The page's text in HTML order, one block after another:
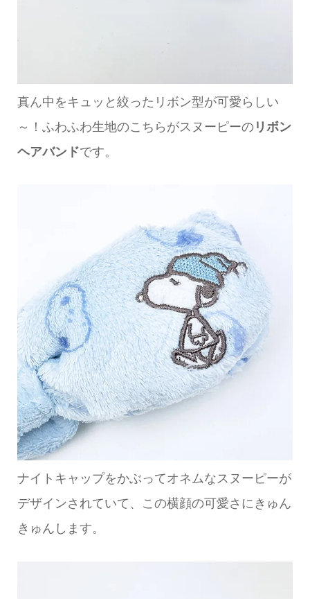
真ん中をキュッと絞ったリボン型が可愛らしい
～！ふわふわ生地のこちらがスヌーピーのリボン
ヘアバンドです。
ナイトキャップをかぶってオネムなスヌーピーが
デザインされていて、この横顔の可愛さにきゅん
きゅんします。